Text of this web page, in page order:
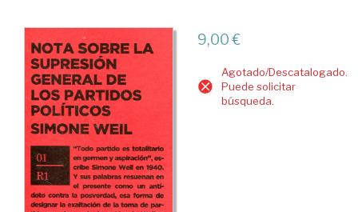
9,00 €
Agotado/Descatalogado.
Puede solicitar
búsqueda.